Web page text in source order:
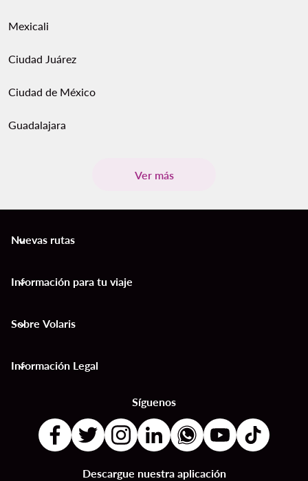
Mexicali
Ciudad Juárez
Ciudad de México
Guadalajara
Ver más
Nuevas rutas
keyboard_arrow_down
Información para tu viaje
keyboard_arrow_down
Sobre Volaris
keyboard_arrow_down
Información Legal
keyboard_arrow_down
Síguenos
Descargue nuestra aplicación